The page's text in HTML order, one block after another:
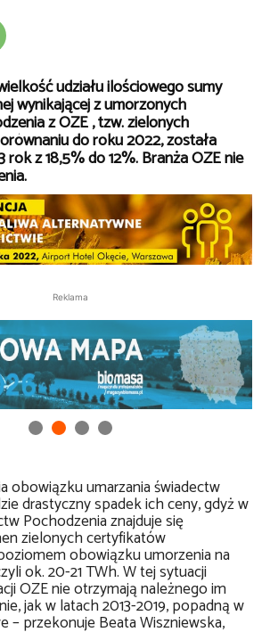
udziału ilościowego sumy
wynikającej z umorzonych
z OZE , tzw. zielonych
do roku 2022, została
z 18,5% do 12%. Branża OZE nie
Reklama
obowiązku umarzania świadectw
drastyczny spadek ich ceny, gdyż w
Pochodzenia znajduje się
zielonych certyfikatów
obowiązku umorzenia na
ok. 20-21 TWh. W tej sytuacji
OZE nie otrzymają należnego im
jak w latach 2013-2019, popadną w
– przekonuje Beata Wiszniewska,